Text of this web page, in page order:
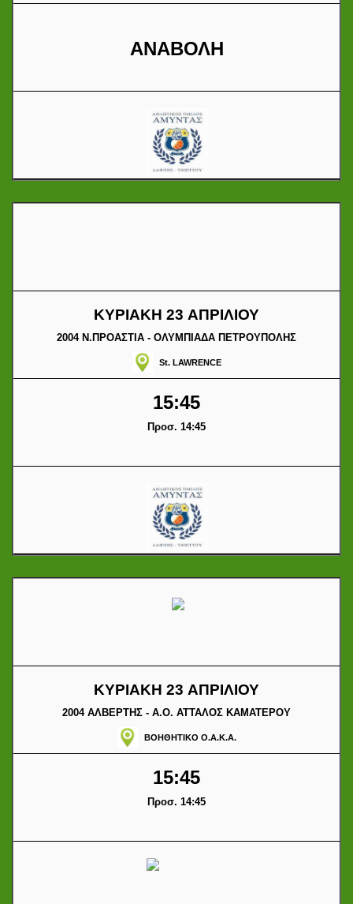
ΑΝΑΒΟΛΗ
ΚΥΡΙΑΚΗ 23 ΑΠΡΙΛΙΟΥ
2004 Ν.ΠΡΟΑΣΤΙΑ - ΟΛΥΜΠΙΑΔΑ ΠΕΤΡΟΥΠΟΛΗΣ
St. LAWRENCE
15:45
Προσ. 14:45
ΚΥΡΙΑΚΗ 23 ΑΠΡΙΛΙΟΥ
2004 ΑΛΒΕΡΤΗΣ - Α.Ο. ΑΤΤΑΛΟΣ ΚΑΜΑΤΕΡΟΥ
ΒΟΗΘΗΤΙΚΟ Ο.Α.Κ.Α.
15:45
Προσ. 14:45